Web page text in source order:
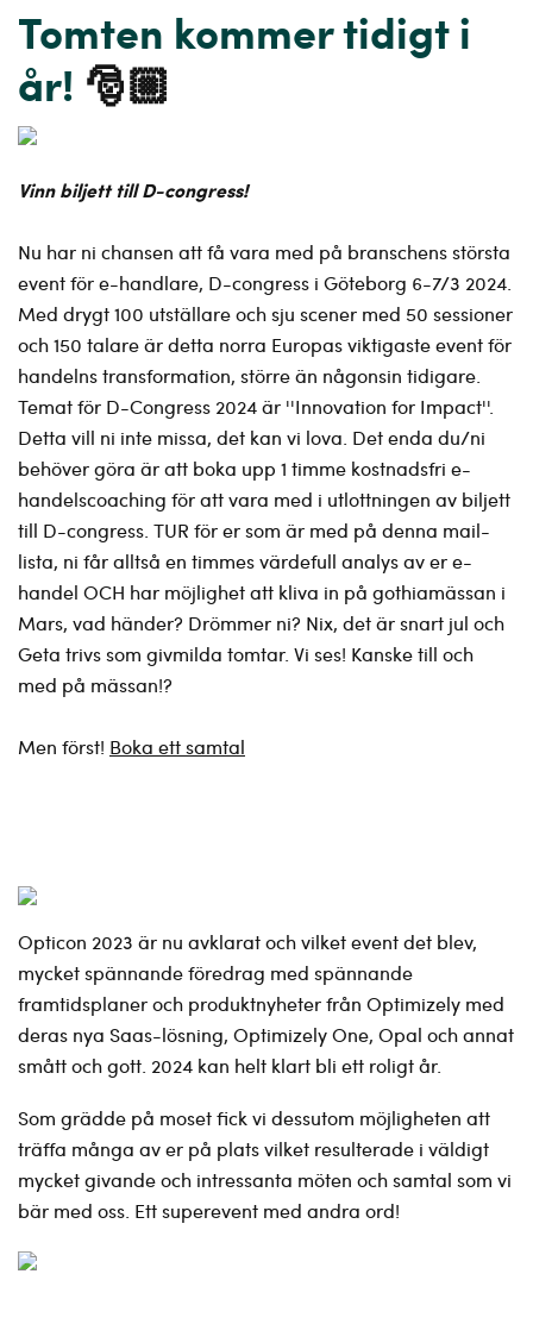
Tomten kommer tidigt i
år! 🎅🏼
Vinn biljett till D-congress!
Nu har ni chansen att få vara med på branschens största
event för e-handlare, D-congress i Göteborg 6-7/3 2024.
Med drygt 100 utställare och sju scener med 50 sessioner
och 150 talare är detta norra Europas viktigaste event för
handelns transformation, större än någonsin tidigare.
Temat för D-Congress 2024 är ''Innovation for Impact''.
Detta vill ni inte missa, det kan vi lova. Det enda du/ni
behöver göra är att boka upp 1 timme kostnadsfri e-
handelscoaching för att vara med i utlottningen av biljett
till D-congress. TUR för er som är med på denna mail-
lista, ni får alltså en timmes värdefull analys av er e-
handel OCH har möjlighet att kliva in på gothiamässan i
Mars, vad händer? Drömmer ni? Nix, det är snart jul och
Geta trivs som givmilda tomtar. Vi ses! Kanske till och
med på mässan!?
Men först! Boka ett samtal
Opticon 2023 är nu avklarat och vilket event det blev,
mycket spännande föredrag med spännande
framtidsplaner och produktnyheter från Optimizely med
deras nya Saas-lösning, Optimizely One, Opal och annat
smått och gott. 2024 kan helt klart bli ett roligt år.
Som grädde på moset fick vi dessutom möjligheten att
träffa många av er på plats vilket resulterade i väldigt
mycket givande och intressanta möten och samtal som vi
bär med oss. Ett superevent med andra ord!